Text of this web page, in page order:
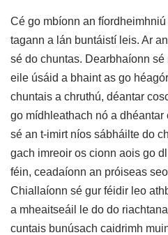
Cé go mbíonn an
tagann a lán buntáistí leis. Ar
sé do chuntas. Dearbhaíonn
eile úsáid a bhaint as go
chuntais a chruthú, déantar
go mídhleathach nó a
sé an t-imirt níos sábháilte do
gach imreoir os cionn aois go
féin, ceadaíonn an próiseas
Chiallaíonn sé gur féidir leo
a mheaitseáil le do do
cuntais bunúsach caidrimh